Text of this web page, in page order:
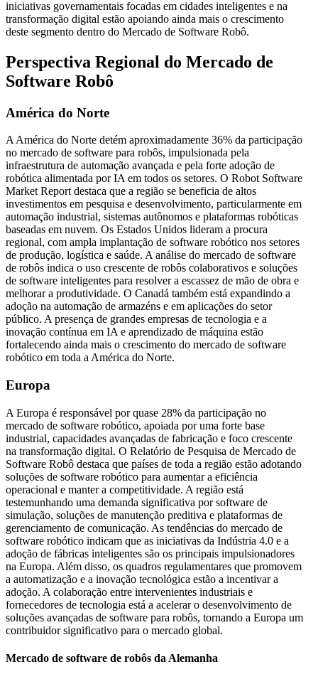
iniciativas governamentais focadas em cidades inteligentes e na
transformação digital estão apoiando ainda mais o crescimento
deste segmento dentro do Mercado de Software Robô.
Perspectiva Regional do Mercado de
Software Robô
América do Norte
A América do Norte detém aproximadamente 36% da participação
no mercado de software para robôs, impulsionada pela
infraestrutura de automação avançada e pela forte adoção de
robótica alimentada por IA em todos os setores. O Robot Software
Market Report destaca que a região se beneficia de altos
investimentos em pesquisa e desenvolvimento, particularmente em
automação industrial, sistemas autônomos e plataformas robóticas
baseadas em nuvem. Os Estados Unidos lideram a procura
regional, com ampla implantação de software robótico nos setores
de produção, logística e saúde. A análise do mercado de software
de robôs indica o uso crescente de robôs colaborativos e soluções
de software inteligentes para resolver a escassez de mão de obra e
melhorar a produtividade. O Canadá também está expandindo a
adoção na automação de armazéns e em aplicações do setor
público. A presença de grandes empresas de tecnologia e a
inovação contínua em IA e aprendizado de máquina estão
fortalecendo ainda mais o crescimento do mercado de software
robótico em toda a América do Norte.
Europa
A Europa é responsável por quase 28% da participação no
mercado de software robótico, apoiada por uma forte base
industrial, capacidades avançadas de fabricação e foco crescente
na transformação digital. O Relatório de Pesquisa de Mercado de
Software Robô destaca que países de toda a região estão adotando
soluções de software robótico para aumentar a eficiência
operacional e manter a competitividade. A região está
testemunhando uma demanda significativa por software de
simulação, soluções de manutenção preditiva e plataformas de
gerenciamento de comunicação. As tendências do mercado de
software robótico indicam que as iniciativas da Indústria 4.0 e a
adoção de fábricas inteligentes são os principais impulsionadores
na Europa. Além disso, os quadros regulamentares que promovem
a automatização e a inovação tecnológica estão a incentivar a
adoção. A colaboração entre intervenientes industriais e
fornecedores de tecnologia está a acelerar o desenvolvimento de
soluções avançadas de software para robôs, tornando a Europa um
contribuidor significativo para o mercado global.
Mercado de software de robôs da Alemanha